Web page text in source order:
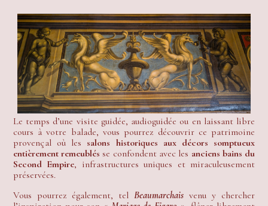
Le temps d’une visite guidée, audioguidée ou en laissant libre
cours à votre balade, vous pourrez découvrir ce patrimoine
provençal où les salons historiques aux décors somptueux
entièrement remeublés se confondent avec les anciens bains du
Second Empire, infrastructures uniques et miraculeusement
préservées.
Vous pourrez également, tel Beaumarchaisvenu y chercher